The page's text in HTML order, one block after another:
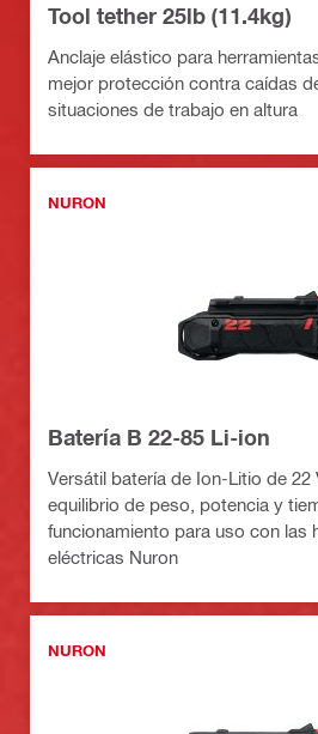
Tool tether 25lb (11.4kg)
Anclaje elástico para
mejor protección contra caídas
situaciones de trabajo en altura
NURON
Batería B 22-85 Li-ion
Versátil batería de Ion-Litio de 22
equilibrio de peso, potencia y
funcionamiento para uso con las
eléctricas Nuron
NURON